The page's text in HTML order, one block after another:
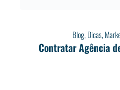
Blog,Dicas,
Contratar Agência